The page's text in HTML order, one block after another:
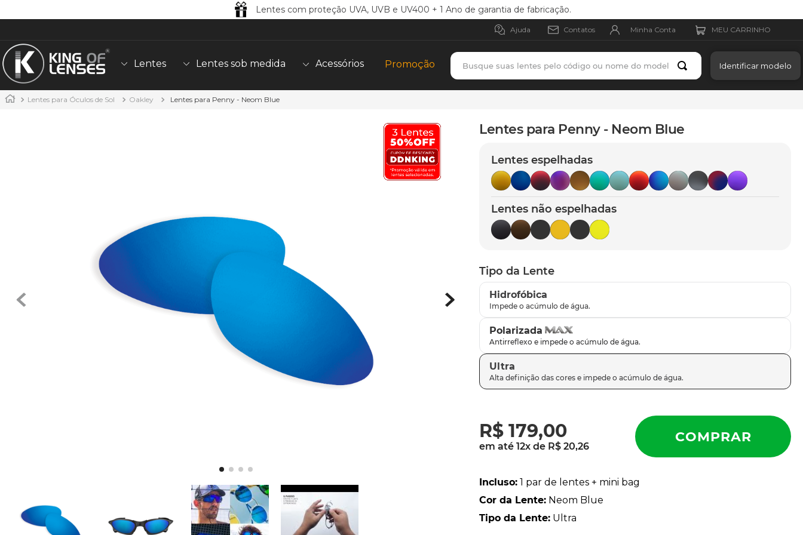
Lentes com proteção UVA, UVB e UV400 + 1 Ano de garantia de fabricação.
Ajuda Contatos Minha Conta
Lentes Lentes sob medida Acessórios Promoção
Busque suas lentes pelo código ou nome do modelo
Identificar modelo
Lentes para Óculos de Sol Oakley Lentes para Penny - Neom Blue
Lentes para Penny - Neom Blue
Lentes espelhadas
Lentes não espelhadas
Tipo da Lente
Hidrofóbica
Polarizada
Ultra
R$ 179,00
em até12x de R$ 20,26
Incluso: 1 par de lentes + mini bag
Cor da Lente: Neom Blue
Tipo da Lente: Ultra
9º
sutro